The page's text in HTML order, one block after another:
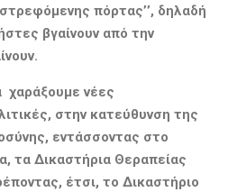
πόρτας’’, δηλαδή
βγαίνουν από την
χαράξουμε νέες
στην κατεύθυνση της
εντάσσοντας στο
τα Δικαστήρια Θεραπείας
έτσι, το Δικαστήριο